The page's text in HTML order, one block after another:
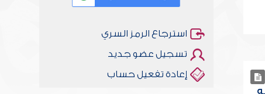
استرجاع الرمز السري
تسجيل عضو جديد
إعادة تفعيل حساب